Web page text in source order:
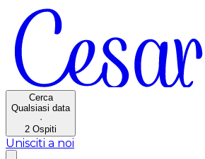
Cerca
Qualsiasi data
·
2 Ospiti
Unisciti a noi